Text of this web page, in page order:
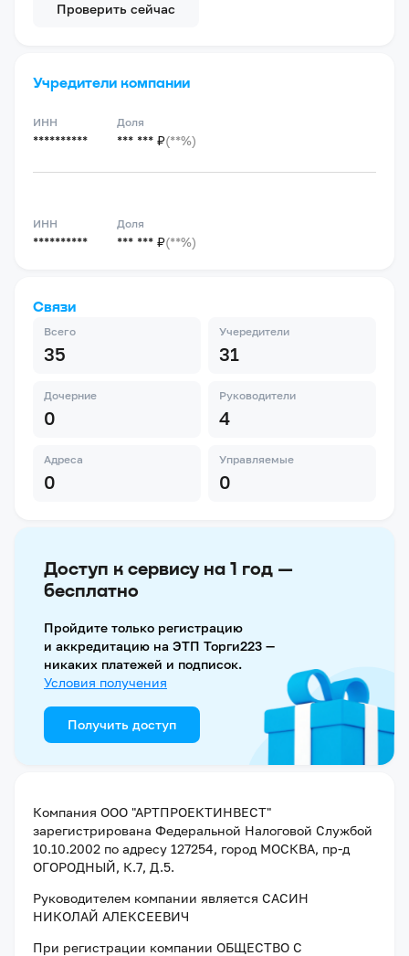
Проверить сейчас
Учредители компании
ИНН
**********
Доля
*** *** ₽(**%)
ИНН
**********
Доля
*** *** ₽(**%)
Связи
Всего
35
Учередители
31
Дочерние
0
Руководители
4
Адреса
0
Управляемые
0
Доступ к сервису на 1 год —
бесплатно
Пройдите только регистрацию
и аккредитацию на ЭТП Торги223 —
никаких платежей и подписок.
Условия получения
Получить доступ
Компания ООО "АРТПРОЕКТИНВЕСТ"
зарегистрирована Федеральной Налоговой Службой
10.10.2002 по адресу 127254, город МОСКВА, пр-д
ОГОРОДНЫЙ, К.7, Д.5.
Руководителем компании является САСИН
НИКОЛАЙ АЛЕКСЕЕВИЧ
При регистрации компании ОБЩЕСТВО С